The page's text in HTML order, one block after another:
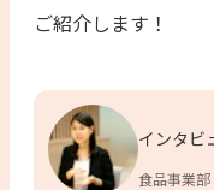
ご紹介します！
インタビ
食品事業